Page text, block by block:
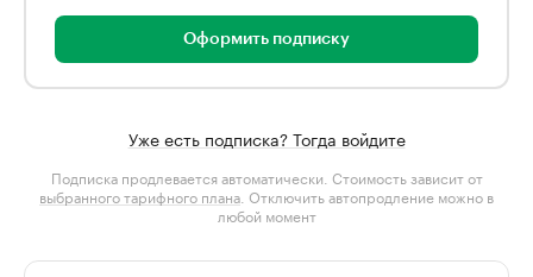
Оформить подписку
Уже есть подписка? Тогда войдите
Подписка продлевается автоматически. Стоимость зависит от
выбранного тарифного плана . Отключить автопродление можно в
любой момент